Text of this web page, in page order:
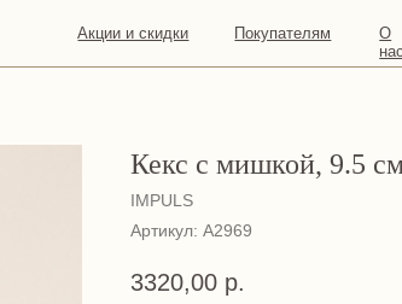
Акции и скидки Покупателям О
нас
Контакты
Кекс с мишкой, 9.5
IMPULS
Артикул: А2969
3320,00 р.